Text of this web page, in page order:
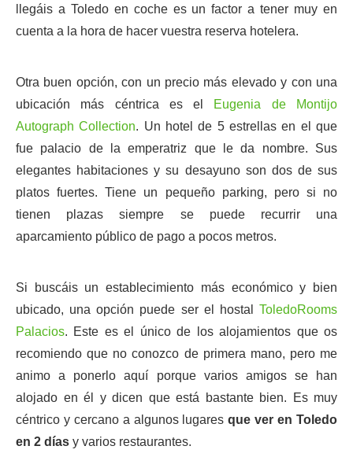
llegáis a Toledo en coche es un factor a tener muy en
cuenta a la hora de hacer vuestra reserva hotelera.
Otra buen opción, con un precio más elevado y con una
ubicación más céntrica es el Eugenia de Montijo
Autograph Collection. Un hotel de 5 estrellas en el que
fue palacio de la emperatriz que le da nombre. Sus
elegantes habitaciones y su desayuno son dos de sus
platos fuertes. Tiene un pequeño parking, pero si no
tienen plazas siempre se puede recurrir una
aparcamiento público de pago a pocos metros.
Si buscáis un establecimiento más económico y bien
ubicado, una opción puede ser el hostal ToledoRooms
Palacios. Este es el único de los alojamientos que os
recomiendo que no conozco de primera mano, pero me
animo a ponerlo aquí porque varios amigos se han
alojado en él y dicen que está bastante bien. Es muy
céntrico y cercano a algunos lugaresque ver en Toledo
en 2 días y varios restaurantes.